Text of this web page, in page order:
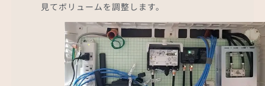
見てボリュームを調整します。